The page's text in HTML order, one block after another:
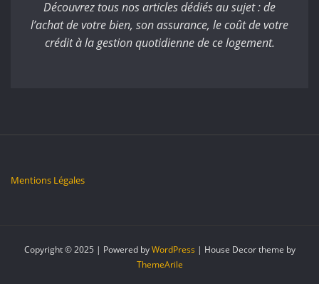
Découvrez tous nos articles dédiés au sujet : de
l’achat de votre bien, son assurance, le coût de votre
crédit à la gestion quotidienne de ce logement.
Mentions Légales
Copyright © 2025 | Powered byWordPress | House Decor theme by
ThemeArile